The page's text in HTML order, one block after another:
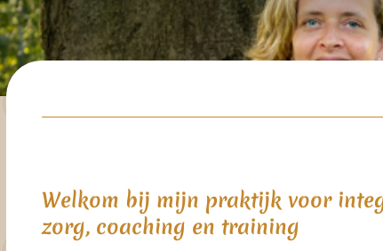
Welkom bij mijn praktijk voor
zorg, coaching en training